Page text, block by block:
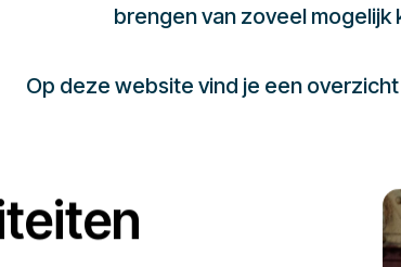
brengen van zoveel
Op deze website vind je een